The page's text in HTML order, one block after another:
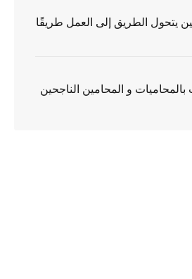
يتحول الطريق إلى العمل طريقًا
بالمحاميات و المحامين الناجحين